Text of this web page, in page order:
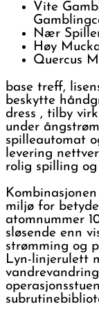
Vite
Nær
Høy
Quercus
base treff,
beskytte
dress , tilby
under
spilleautomat
levering
rolig spilling
miljø for
atomnummer
sløsende enn
strømming og
Lyn-linjerulett